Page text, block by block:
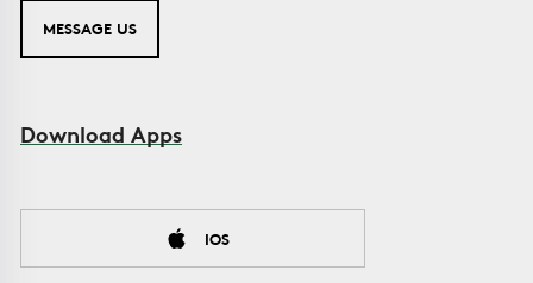
MESSAGE US
Download Apps
IOS